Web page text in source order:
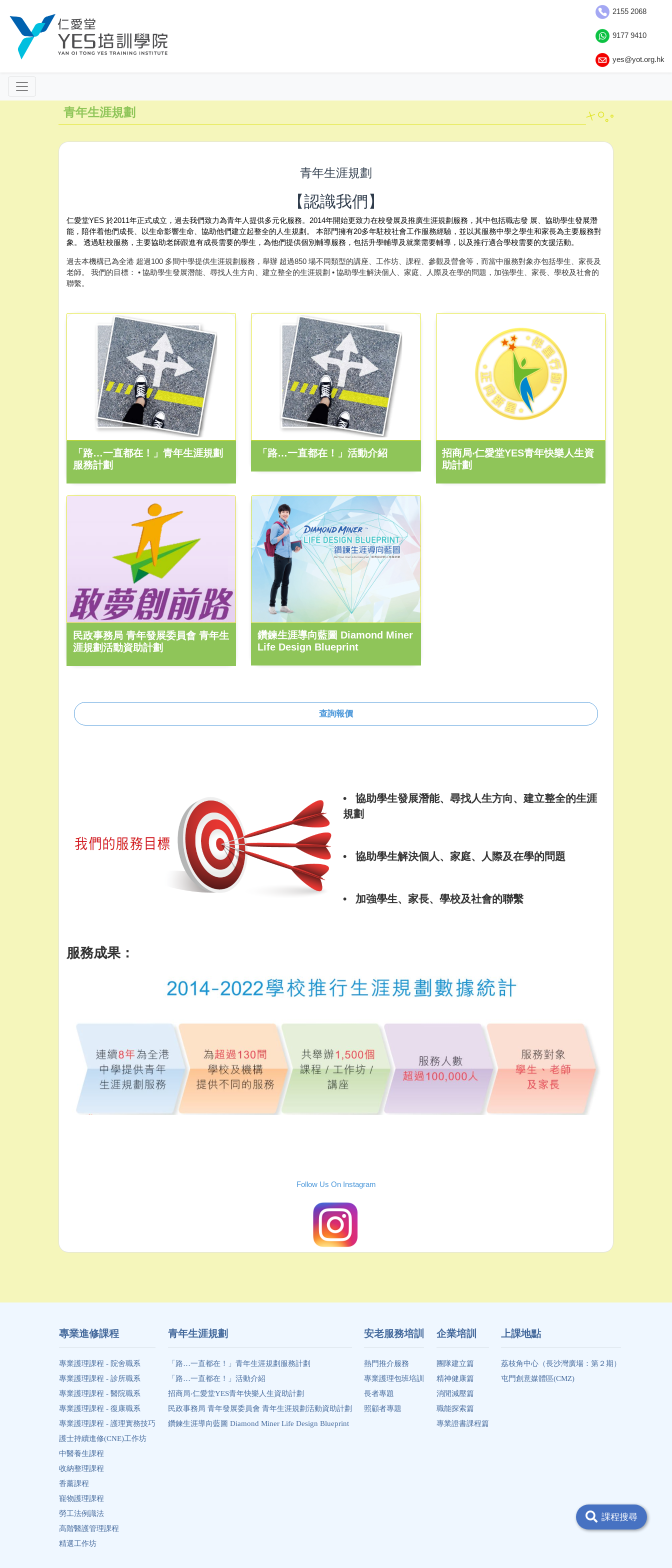
2155 2068
9177 9410
yes@yot.org.hk
課程搜尋
青年生涯規劃
青年生涯規劃
【認識我們】
仁愛堂YES 於2011年正式成立，過去我們致力為青年人提供多元化服務。2014年開始更致力在校發展及推廣生涯規劃服務，其中包括職志發 展、協助學生發展潛
能，陪伴着他們成長、以生命影響生命、協助他們建立起整全的人生規劃。 本部門擁有20多年駐校社會工作服務經驗，並以其服務中學之學生和家長為主要服務對
象。 透過駐校服務，主要協助老師跟進有成長需要的學生，為他們提供個別輔導服務，包括升學輔導及就業需要輔導，以及推行適合學校需要的支援活動。
過去本機構已為全港 超過100 多間中學提供生涯規劃服務，舉辦 超過850 場不同類型的講座、工作坊、課程、參觀及營會等，而當中服務對象亦包括學生、家長及
老師。 我們的目標： • 協助學生發展潛能、尋找人生方向、建立整全的生涯規劃 • 協助學生解決個人、家庭、人際及在學的問題，加強學生、家長、學校及社會的
聯繫。
「路…一直都在！」青年生涯規劃
服務計劃
「路…一直都在！」活動介紹
招商局‧仁愛堂YES青年快樂人生資
助計劃
民政事務局 青年發展委員會 青年生
涯規劃活動資助計劃
鑽鍊生涯導向藍圖 Diamond Miner
Life Design Blueprint
查詢報價
• 協助學生發展潛能、尋找人生方向、建立整全的生涯
規劃
• 協助學生解決個人、家庭、人際及在學的問題
• 加強學生、家長、學校及社會的聯繫
服務成果：
Follow Us On Instagram
專業進修課程
專業護理課程 - 院舍職系
專業護理課程 - 診所職系
專業護理課程 - 醫院職系
專業護理課程 - 復康職系
專業護理課程 - 護理實務技巧
護士持續進修(CNE)工作坊
中醫養生課程
收納整理課程
香薰課程
寵物護理課程
勞工法例識法
高階醫護管理課程
精選工作坊
⻘年生涯規劃
「路…一直都在！」青年生涯規劃服務計劃
「路…一直都在！」活動介紹
招商局‧仁愛堂YES青年快樂人生資助計劃
民政事務局 青年發展委員會 青年生涯規劃活動資助計劃
鑽鍊生涯導向藍圖 Diamond Miner Life Design Blueprint
安老服務培訓
熱門推介服務
專業護理包班培訓
長者專題
照顧者專題
企業培訓
團隊建立篇
精神健康篇
消閒減壓篇
職能探索篇
專業證書課程篇
上課地點
荔枝角中心（長沙灣廣場：第２期）
屯門創意媒體區(CMZ)